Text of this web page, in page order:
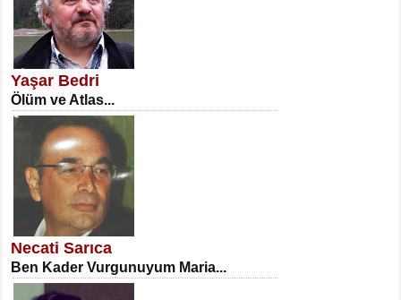
SATILMIŞ ÜMİT ÇETİNKAYA
Erkenlik...
NECLA DİLEK ARSLAN
Öğretmenler Günü Mahkemesi...
Yaşar Bedri
Ölüm ve Atlas...
Necati Sarıca
Ben Kader Vurgunuyum Maria...